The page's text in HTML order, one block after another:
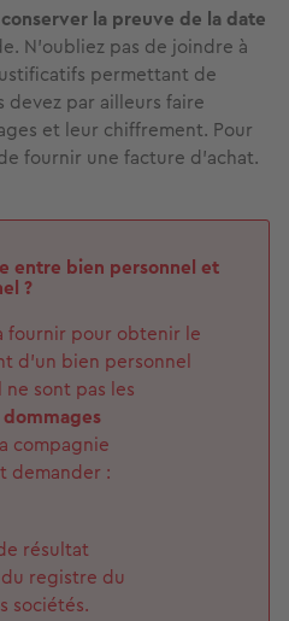
conserver la preuve de la date
N’oubliez pas de joindre à
permettant de
devez par ailleurs faire
et leur chiffrement. Pour
fournir une facture d’achat.
entre bien personnel et
?
fournir pour obtenir le
d’un bien personnel
sont pas les
dommages
compagnie
demander :
résultat
registre du
sociétés.